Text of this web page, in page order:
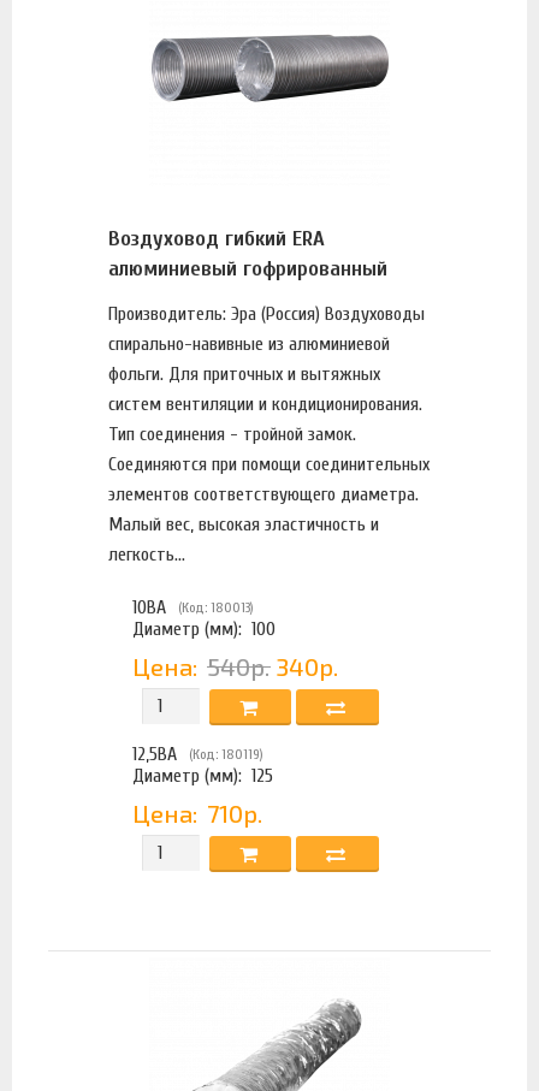
Воздуховод гибкий ERA
алюминиевый гофрированный
Производитель: Эра (Россия) Воздуховоды
спирально-навивные из алюминиевой
фольги. Для приточных и вытяжных
систем вентиляции и кондиционирования.
Тип соединения - тройной замок.
Соединяются при помощи соединительных
элементов соответствующего диаметра.
Малый вес, высокая эластичность и
легкость...
10ВА (Код: 180013)
Диаметр (мм): 100
Цена: 540р. 340р.
12,5ВА (Код: 180119)
Диаметр (мм): 125
Цена: 710р.